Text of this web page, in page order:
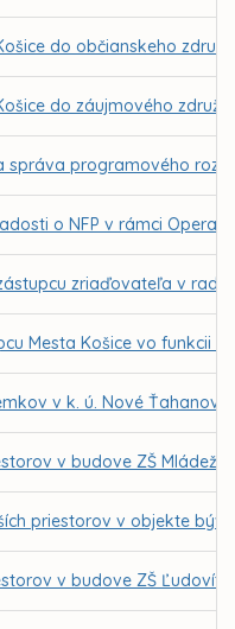
do občianskeho
do záujmového
správa programového
o NFP v rámci
zriaďovateľa v
Mesta Košice vo funkcii
v k. ú. Nové
v budove ZŠ
priestorov v objekte býv.
v budove ZŠ Ľudovíta